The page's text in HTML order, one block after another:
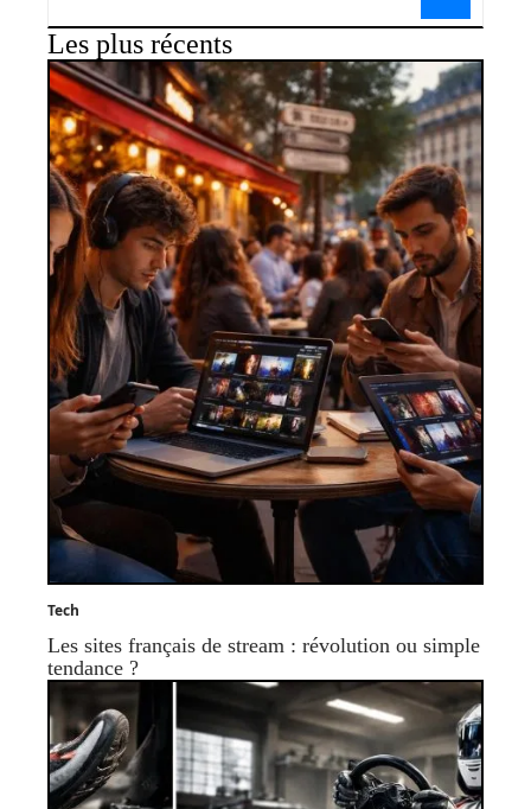
Les plus récents
Tech
Les sites français de stream : révolution ou simple
tendance ?